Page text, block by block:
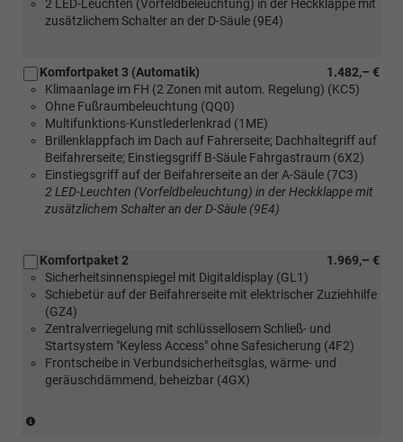
2 LED-Leuchten (Vorfeldbeleuchtung) in der Heckklappe mit
zusätzlichem Schalter an der D-Säule (9E4)
1.482,– €
Komfortpaket 3 (Automatik)
Klimaanlage im FH (2 Zonen mit autom. Regelung) (KC5)
Ohne Fußraumbeleuchtung (QQ0)
Multifunktions-Kunstlederlenkrad (1ME)
Brillenklappfach im Dach auf Fahrerseite; Dachhaltegriff auf
Beifahrerseite; Einstiegsgriff B-Säule Fahrgastraum (6X2)
Einstiegsgriff auf der Beifahrerseite an der A-Säule (7C3)
2 LED-Leuchten (Vorfeldbeleuchtung) in der Heckklappe mit
zusätzlichem Schalter an der D-Säule (9E4)
1.969,– €
Komfortpaket 2
Sicherheitsinnenspiegel mit Digitaldisplay (GL1)
Schiebetür auf der Beifahrerseite mit elektrischer Zuziehhilfe
(GZ4)
Zentralverriegelung mit schlüssellosem Schließ- und
Startsystem "Keyless Access" ohne Safesicherung (4F2)
Frontscheibe in Verbundsicherheitsglas, wärme- und
geräuschdämmend, beheizbar (4GX)